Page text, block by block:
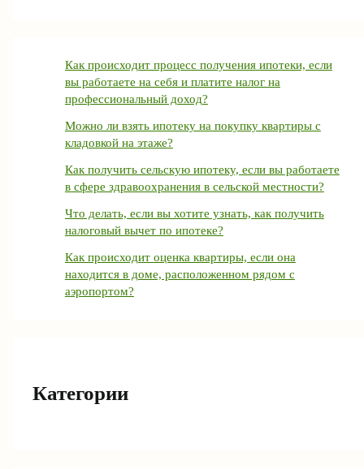
Как происходит процесс получения ипотеки, если
вы работаете на себя и платите налог на
профессиональный доход?
Можно ли взять ипотеку на покупку квартиры с
кладовкой на этаже?
Как получить сельскую ипотеку, если вы работаете
в сфере здравоохранения в сельской местности?
Что делать, если вы хотите узнать, как получить
налоговый вычет по ипотеке?
Как происходит оценка квартиры, если она
находится в доме, расположенном рядом с
аэропортом?
Категории